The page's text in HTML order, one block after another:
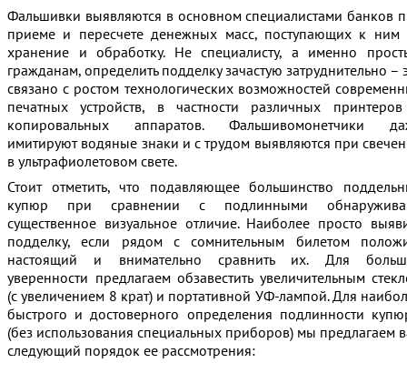
Фальшивки выявляются в основном специалистами банков
приеме и пересчете денежных масс, поступающих к ним
хранение и обработку. Не специалисту, а именно
гражданам, определить подделку зачастую затруднительно –
связано с ростом технологических возможностей
печатных устройств, в частности различных
копировальных аппаратов. Фальшивомонетчики
имитируют водяные знаки и с трудом выявляются при
в ультрафиолетовом свете.
Стоит отметить, что подавляющее большинство
купюр при сравнении с подлинными
существенное визуальное отличие. Наиболее просто
подделку, если рядом с сомнительным билетом
настоящий и внимательно сравнить их. Для
уверенности предлагаем обзавестить увеличительным
(с увеличением 8 крат) и портативной УФ-лампой. Для
быстрого и достоверного определения подлинности
(без использования специальных приборов) мы предлагаем
следующий порядок ее рассмотрения: